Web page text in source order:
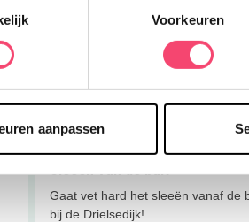
Voorkeuren
aanpassen
Boerderijwinkel de Fruitben
De Fruitben is een fruit- en
groentewinkel met allerlei verse,
Lees meer
Gaat vet hard het sleeën vanaf de
bij de Drielsedijk!